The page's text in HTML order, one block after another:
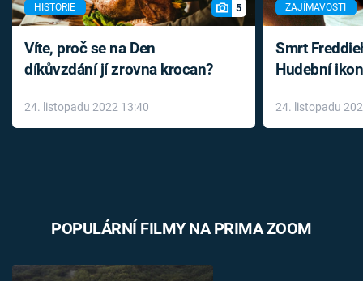
HISTORIE 5
Víte, proč se na Den
díkůvzdání jí zrovna krocan?
24. listopadu 2022 13:40
ZAJÍMAVOSTI
Smrt
Hudební
léky
24. listopadu
POPULÁRNÍ FILMY NA PRIMA ZOOM